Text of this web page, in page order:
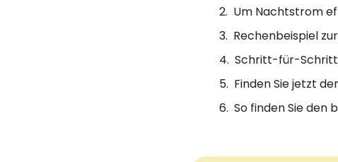
Um Nachtstrom
Rechenbeispiel
Schritt-für-Schritt
Finden Sie jetzt
So finden Sie